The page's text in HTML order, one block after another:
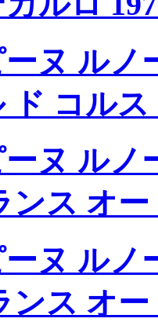
ヌ ルノ
ド コルス
ヌ ルノ
ンス オ
ヌ ルノ
ンス オ